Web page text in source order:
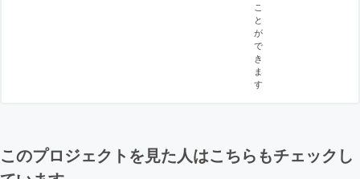
こ
と
が
で
き
ま
す
このプロジェクトを見た人はこちらもチェックし